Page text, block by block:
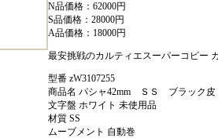
N品価格：62000円
S品価格：28000円
A品価格：18000円
最安挑戦のカルティエスーパーコピー
型番 zW3107255
商品名 パシャ42mm ＳＳ ブラック
文字盤 ホワイト 未使用品
材質 SS
ムーブメント 自動巻